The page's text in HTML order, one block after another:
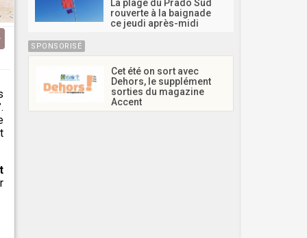
La plage du Prado Sud
rouverte à la baignade
ce jeudi après-midi
SPONSORISÉ
Cet été on sort avec
Dehors, le supplément
sorties du magazine
Accent